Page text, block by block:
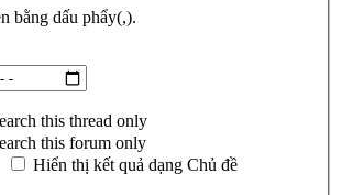
bằng dấu phẩy(,).
this thread only
this forum only
Hiển thị kết quả dạng Chủ đề